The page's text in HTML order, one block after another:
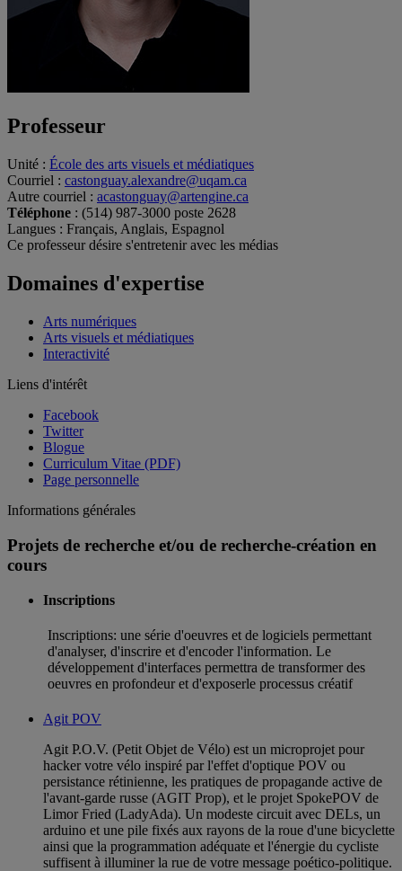
Professeur
Unité : École des arts visuels et médiatiques
Courriel : castonguay.alexandre@uqam.ca
Autre courriel : acastonguay@artengine.ca
Téléphone : (514) 987-3000 poste 2628
Langues : Français, Anglais, Espagnol
Ce professeur désire s'entretenir avec les médias
Domaines d'expertise
Arts numériques
Arts visuels et médiatiques
Interactivité
Liens d'intérêt
Facebook
Twitter
Blogue
Curriculum Vitae (PDF)
Page personnelle
Informations générales
Projets de recherche et/ou de recherche-création en
cours
Inscriptions
Inscriptions: une série d'oeuvres et de logiciels permettant
d'analyser, d'inscrire et d'encoder l'information. Le
développement d'interfaces permettra de transformer des
oeuvres en profondeur et d'exposerle processus créatif
Agit POV
Agit P.O.V. (Petit Objet de Vélo) est un microprojet pour
hacker votre vélo inspiré par l'effet d'optique POV ou
persistance rétinienne, les pratiques de propagande active de
l'avant-garde russe (AGIT Prop), et le projet SpokePOV de
Limor Fried (LadyAda). Un modeste circuit avec DELs, un
arduino et une pile fixés aux rayons de la roue d'une bicyclette
ainsi que la programmation adéquate et l'énergie du cycliste
suffisent à illuminer la rue de votre message poético-politique.